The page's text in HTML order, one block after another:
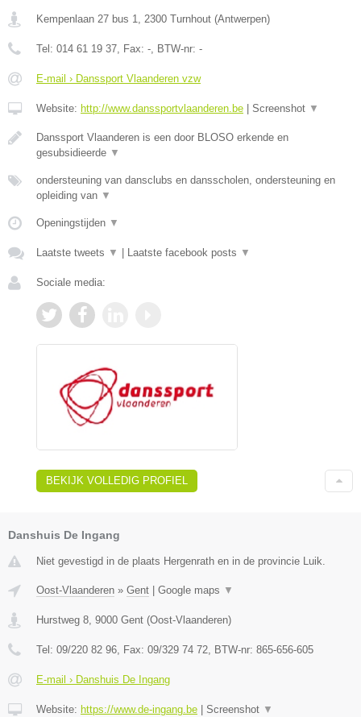
Kempenlaan 27 bus 1 2300 Turnhout (Antwerpen)
Tel: 014 61 19 37 , Fax: - , BTW-nr: -
E-mail › Danssport Vlaanderen vzw
Website: http://www.danssportvlaanderen.be Screenshot ▼
Danssport Vlaanderen is een door BLOSO erkende en
gesubsidieerde ▼
ondersteuning van dansclubs en dansscholen, ondersteuning en
opleiding van ▼
Openingstijden ▼
Laatste tweets ▼ Laatste facebook posts ▼
Sociale media:
BEKIJK VOLLEDIG PROFIEL
Danshuis De Ingang
Niet gevestigd in de plaats Hergenrath en in de provincie Luik.
Oost-Vlaanderen » Gent Google maps ▼
Hurstweg 8 9000 Gent (Oost-Vlaanderen)
Tel: 09/220 82 96 , Fax: 09/329 74 72 , BTW-nr: 865-656-605
E-mail › Danshuis De Ingang
Website: https://www.de-ingang.be Screenshot ▼